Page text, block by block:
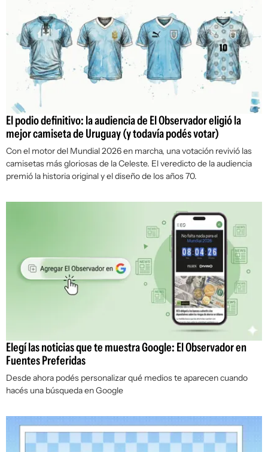
El podio definitivo: la audiencia de El Observador eligió la
mejor camiseta de Uruguay (y todavía podés votar)
Con el motor del Mundial 2026 en marcha, una votación revivió las
camisetas más gloriosas de la Celeste. El veredicto de la audiencia
premió la historia original y el diseño de los años 70.
Elegí las noticias que te muestra Google: El Observador en
Fuentes Preferidas
Desde ahora podés personalizar qué medios te aparecen cuando
hacés una búsqueda en Google